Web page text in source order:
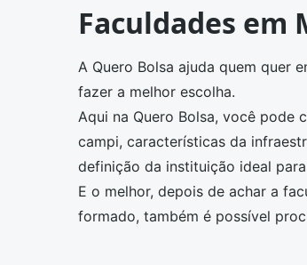
Faculdades em
A Quero Bolsa ajuda quem quer
fazer a melhor escolha.
Aqui na Quero Bolsa, você pode
campi, características da
definição da instituição ideal
E o melhor, depois de achar a
formado, também é possível